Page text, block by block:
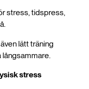
stress, tidspress,
lätt träning
stress